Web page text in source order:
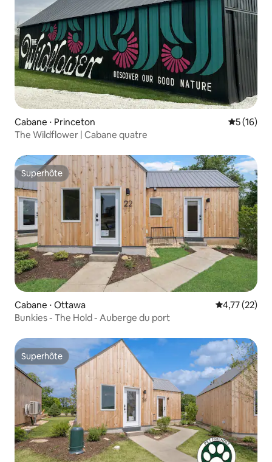
Cabane ⋅ Princeton
5 (16)
The Wildflower | Cabane quatre
Superhôte
Superhôte
Cabane ⋅ Ottawa Évaluation
4,77 (22)
Bunkies - The Hold - Auberge du port
Superhôte
Superhôte